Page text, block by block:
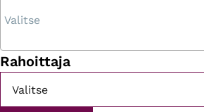
Rahoittaja